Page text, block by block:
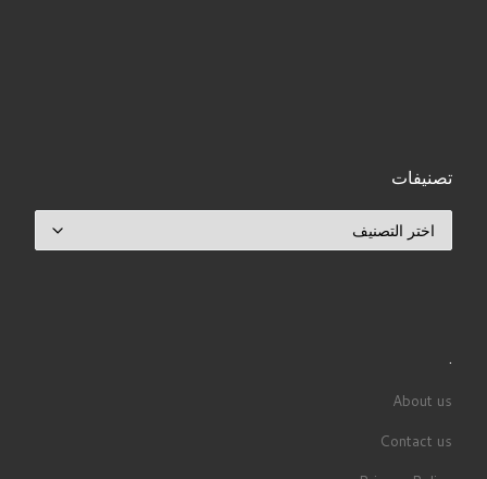
تصنيفات
.
About us
Contact us